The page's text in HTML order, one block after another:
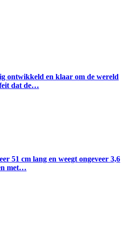
ontwikkeld en klaar om de wereld
dat de…
51 cm lang en weegt ongeveer 3,6
met…